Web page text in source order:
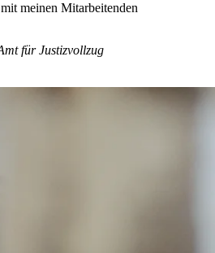
meinen Mitarbeitenden
für Justizvollzug